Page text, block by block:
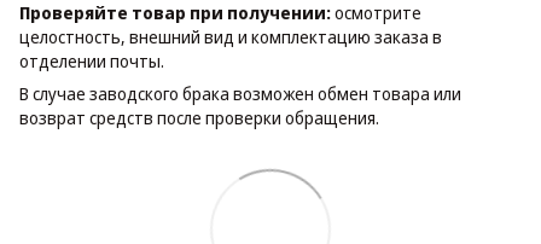
Проверяйте товар при получении:осмотрите
целостность, внешний вид и комплектацию заказа в
отделении почты.
В случае заводского брака возможен обмен товара или
возврат средств после проверки обращения.